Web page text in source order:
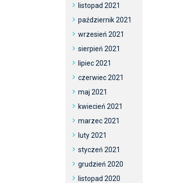
listopad 2021
październik 2021
wrzesień 2021
sierpień 2021
lipiec 2021
czerwiec 2021
maj 2021
kwiecień 2021
marzec 2021
luty 2021
styczeń 2021
grudzień 2020
listopad 2020